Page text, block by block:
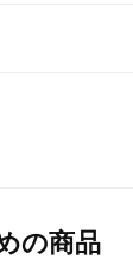
の商品